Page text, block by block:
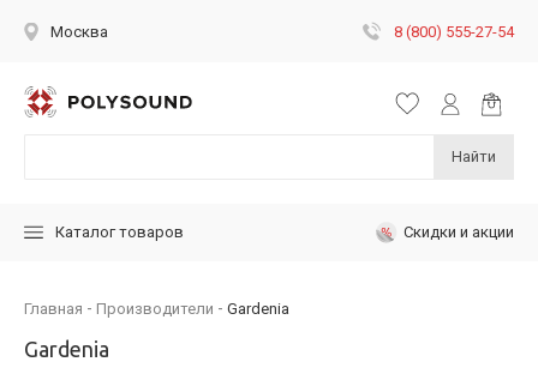
Москва 8 (800) 555-27-54
Найти
Каталог товаров Скидки и акции
Главная Производители Gardenia
Gardenia